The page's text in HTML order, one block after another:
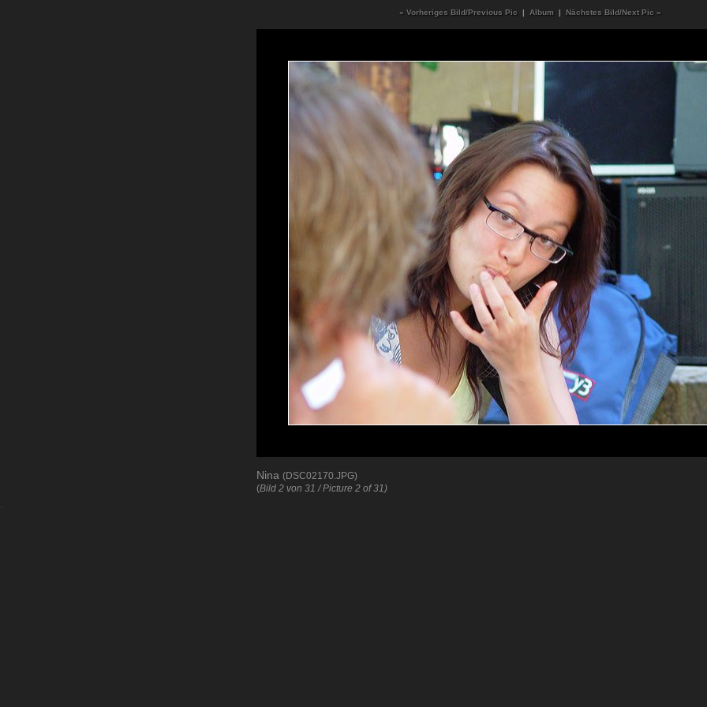
« Vorheriges Bild/Previous Pic | Album | Nächstes Bild/Next Pic »
Nina (DSC02170.JPG)
(Bild 2 von 31 / Picture 2 of 31)